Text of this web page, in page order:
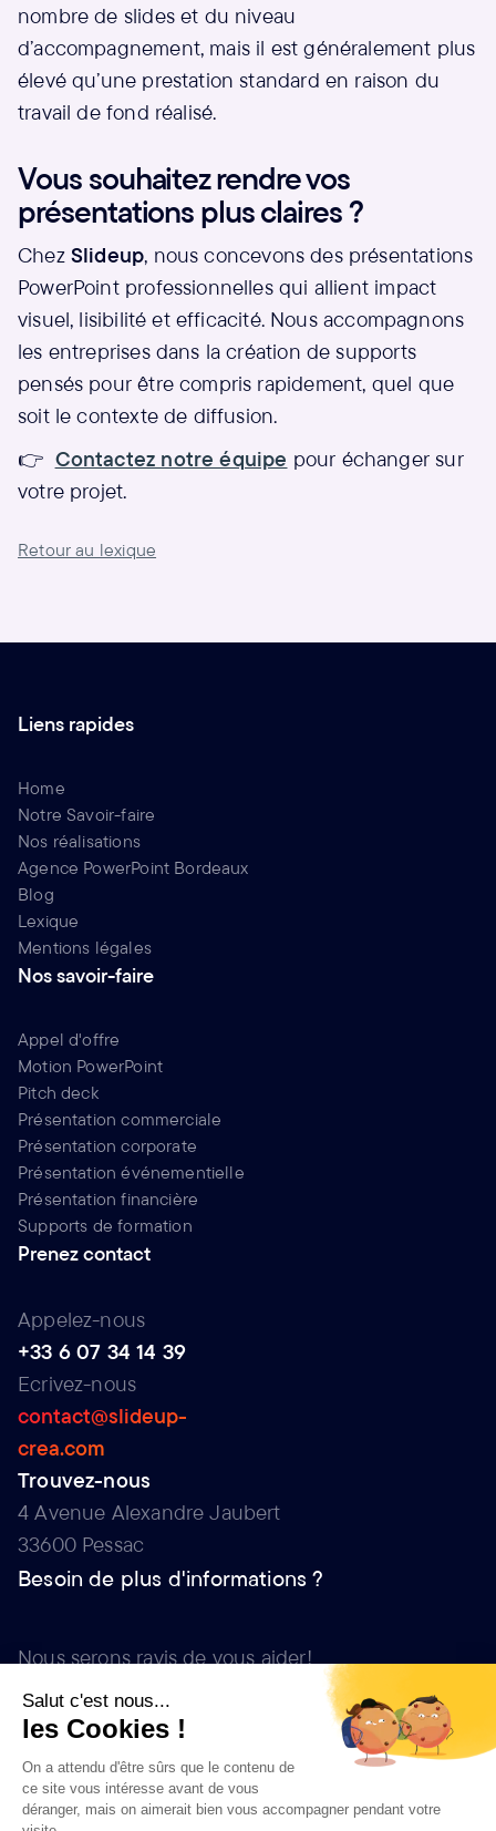
nombre de slides et du niveau
d’accompagnement, mais il est généralement plus
élevé qu’une prestation standard en raison du
travail de fond réalisé.
Vous souhaitez rendre vos
présentations plus claires ?
Chez Slideup, nous concevons des présentations
PowerPoint professionnelles qui allient impact
visuel, lisibilité et efficacité. Nous accompagnons
les entreprises dans la création de supports
pensés pour être compris rapidement, quel que
soit le contexte de diffusion.
👉 Contactez notre équipe pour échanger sur
votre projet.
Retour au lexique
Liens rapides
Home
Notre Savoir-faire
Nos réalisations
Agence PowerPoint Bordeaux
Blog
Lexique
Mentions légales
Nos savoir-faire
Appel d'offre
Motion PowerPoint
Pitch deck
Présentation commerciale
Présentation corporate
Présentation événementielle
Présentation financière
Supports de formation
Prenez contact
Appelez-nous
+33 6 07 34 14 39
Ecrivez-nous
contact@slideup-
crea.com
Trouvez-nous
4 Avenue Alexandre Jaubert
33600 Pessac
Besoin de plus d'informations ?
Nous serons ravis de vous aider!
Allez, on y va !
Allez, on y va !
Autres Agences
Marseille
Nantes